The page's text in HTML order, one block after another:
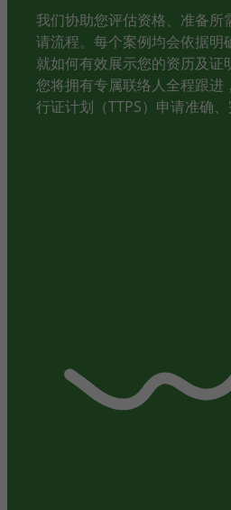
我们协助您评估资格、准备所
请流程。每个案例均会依据明
就如何有效展示您的资历及证
您将拥有专属联络人全程跟进
行证计划（TTPS）申请准确、